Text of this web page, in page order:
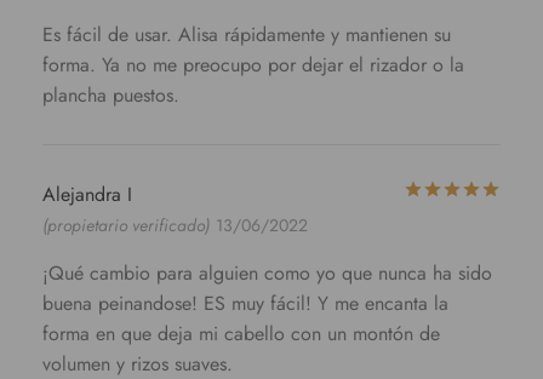
Es fácil de usar. Alisa rápidamente y mantienen su
forma. Ya no me preocupo por dejar el rizador o la
plancha puestos.
Alejandra I
(propietario verificado) 13/06/2022
¡Qué cambio para alguien como yo que nunca ha sido
buena peinandose! ES muy fácil! Y me encanta la
forma en que deja mi cabello con un montón de
volumen y rizos suaves.